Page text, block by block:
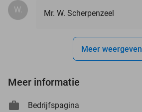
W. Mr. W. Scherpenzeel
Meer weergeven
Meer informatie
Bedrijfspagina